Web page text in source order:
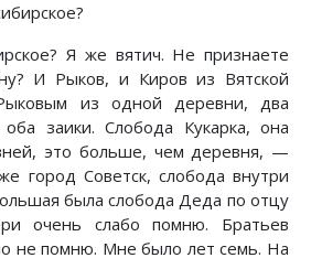
Я же вятич. Не признаете
И Рыков, и Киров из Вятской
из одной деревни, два
заики. Слобода Кукарка, она
это больше, чем деревня, —
город Советск, слобода внутри
была слобода Деда по отцу
очень слабо помню. Братьев
не помню. Мне было лет семь. На